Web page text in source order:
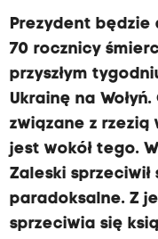
Prezydent będzie
70 rocznicy
przyszłym
Ukrainę na
związane z rzezią
jest wokół tego.
Zaleski
paradoksalne. Z
sprzeciwia się